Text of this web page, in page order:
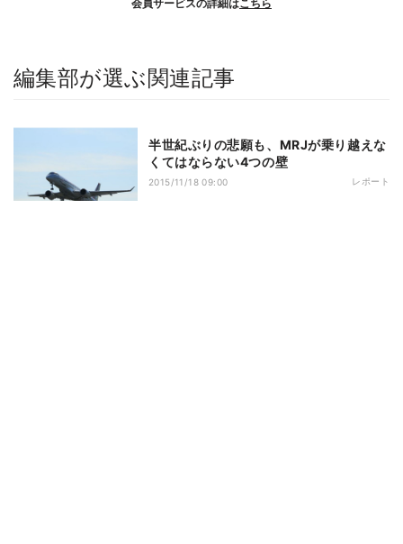
会員サービスの詳細はこちら
編集部が選ぶ関連記事
半世紀ぶりの悲願も、MRJが乗り越えな
くてはならない4つの壁
2015/11/18 09:00 レポート